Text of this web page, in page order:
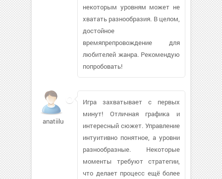
некоторым уровням может не
хватать разнообразия. В целом,
достойное
времяпрепровождение для
любителей жанра. Рекомендую
попробовать!
anatiiluca
Игра захватывает с первых
минут! Отличная графика и
интересный сюжет. Управление
интуитивно понятное, а уровни
разнообразные. Некоторые
моменты требуют стратегии,
что делает процесс ещё более